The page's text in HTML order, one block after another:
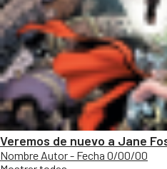
Veremos de nuevo a Jane
Nombre Autor - Fecha 0/00/00